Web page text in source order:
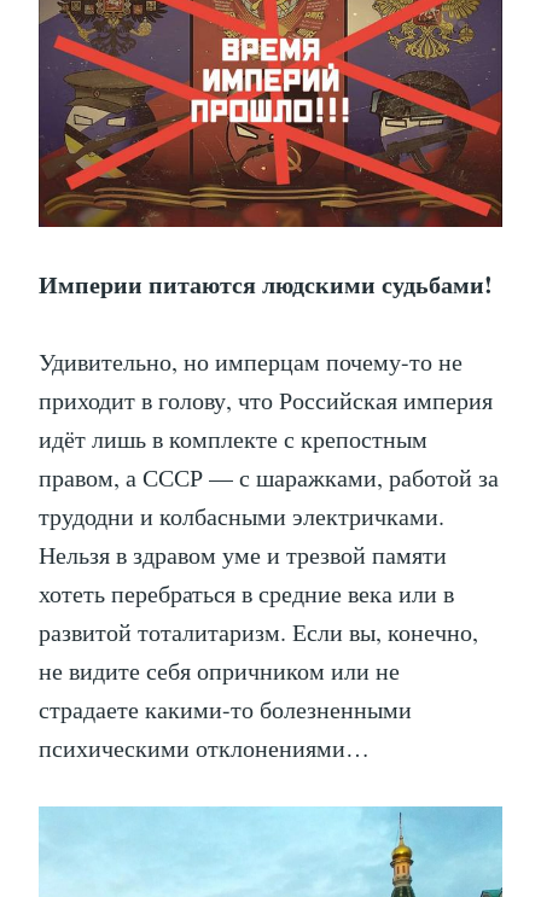
Империи питаются людскими судьбами!
Удивительно, но имперцам почему-то не
приходит в голову, что Российская империя
идёт лишь в комплекте с крепостным
правом, а СССР — с шаражками, работой за
трудодни и колбасными электричками.
Нельзя в здравом уме и трезвой памяти
хотеть перебраться в средние века или в
развитой тоталитаризм. Если вы, конечно,
не видите себя опричником или не
страдаете какими-то болезненными
психическими отклонениями…